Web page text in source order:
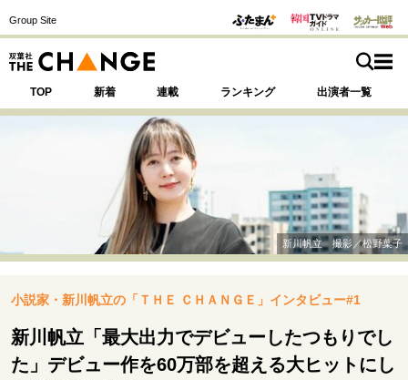
Group Site
TOP 新着 連載 ランキング 出演者一覧
注目の記事テーマで探す
運命を変えた出会い 決断の裏側
挫折からの再起
表現者の葛藤
人生が動いた日 10代の挫折と原点
新川帆立 撮影／松野葉子
小説家・新川帆立の「ＴＨＥ ＣＨＡＮＧＥ」インタビュー#1
新川帆立「最大出力でデビューしたつもりでし
た」デビュー作を60万部を超える大ヒットにし